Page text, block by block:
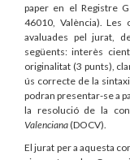
paper en el Registre
46010, València).
avaluades pel jurat,
següents: interès
originalitat (3 punts),
ús correcte de la
podran presentar-se a
la resolució de la
Valenciana(DOCV).
El jurat per a aquesta